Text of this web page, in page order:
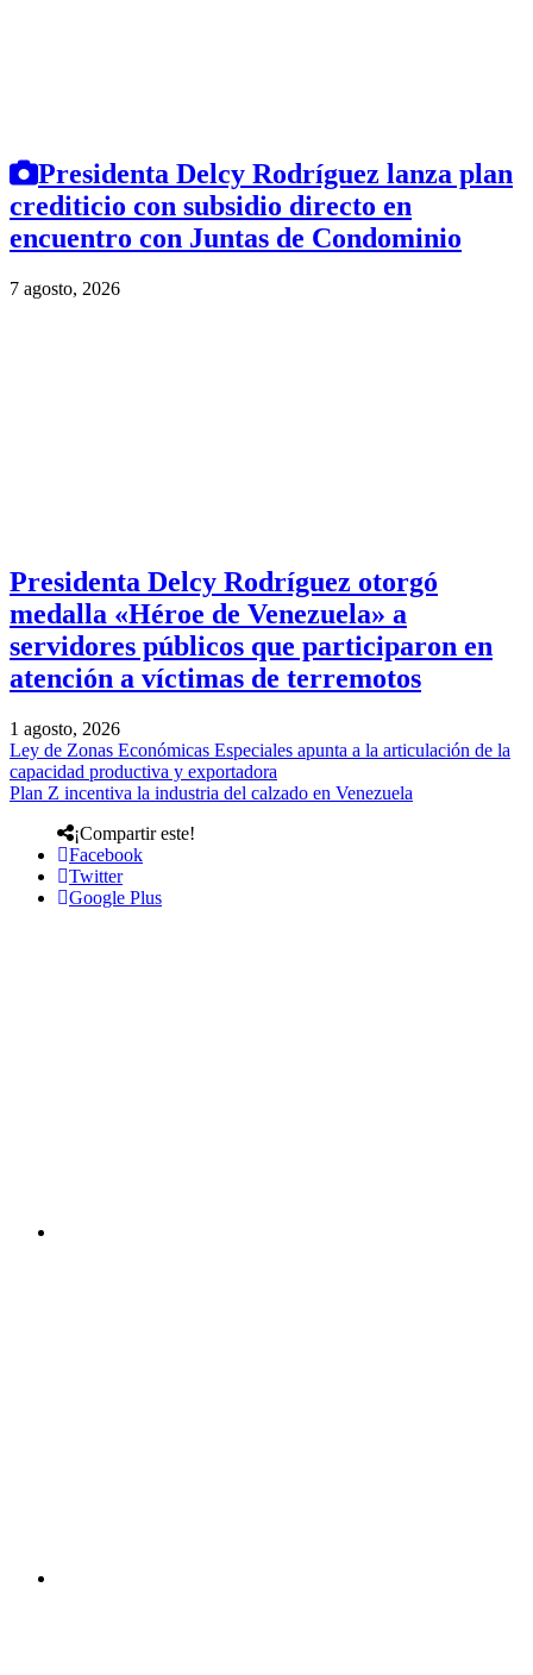
Presidenta Delcy Rodríguez lanza plan
crediticio con subsidio directo en
encuentro con Juntas de Condominio
7 agosto, 2026
Presidenta Delcy Rodríguez otorgó
medalla «Héroe de Venezuela» a
servidores públicos que participaron en
atención a víctimas de terremotos
1 agosto, 2026
Ley de Zonas Económicas Especiales apunta a la articulación de la
capacidad productiva y exportadora
Plan Z incentiva la industria del calzado en Venezuela
¡Compartir este!
Facebook
Twitter
Google Plus